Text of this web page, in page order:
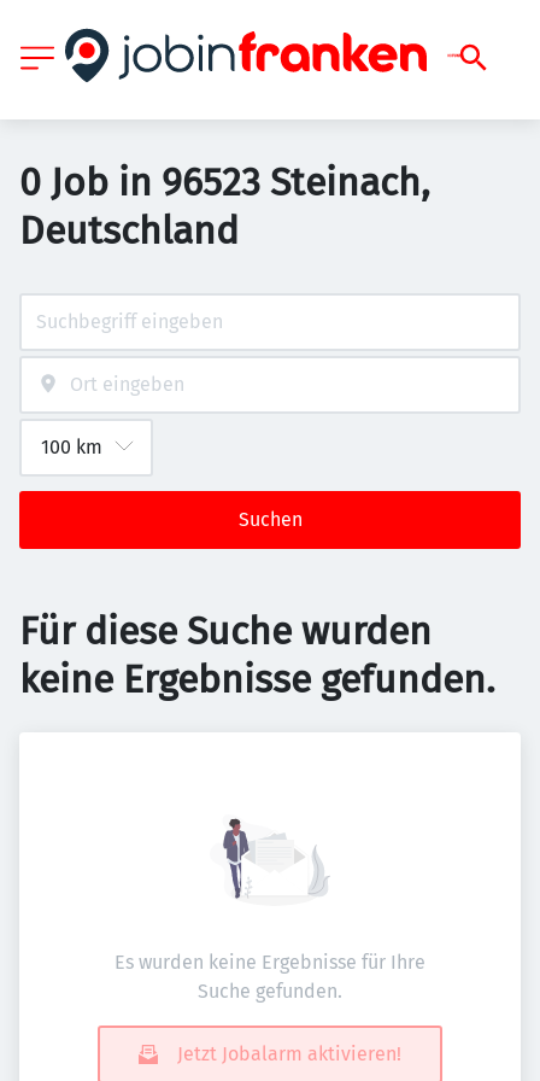
0 Job in 96523 Steinach,
Deutschland
Suchen
Für diese Suche wurden
keine Ergebnisse gefunden.
Es wurden keine Ergebnisse für Ihre
Suche gefunden.
Jetzt Jobalarm aktivieren!